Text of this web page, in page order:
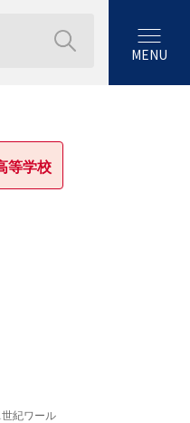
MENU
等学校
世紀ワール